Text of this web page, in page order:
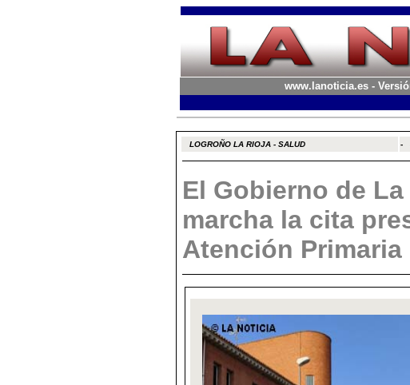
www.lanoticia.es -
LOGROÑO LA RIOJA - SALUD -
El Gobierno de
marcha la cita
Atención Primaria